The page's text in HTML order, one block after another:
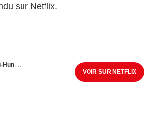
sur Netflix.
Hun, Wi Ha-Joon
VOIR SUR NETFLIX